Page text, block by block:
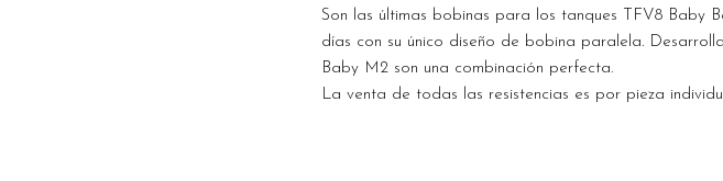
Son las últimas bobinas para los tanques TFV8 Baby
días con su único diseño de bobina paralela.
Baby M2 son una combinación perfecta.
La venta de todas las resistencias es por pieza